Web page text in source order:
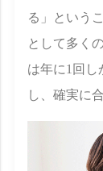
る」という
として多く
は年に1回し
し、確実に